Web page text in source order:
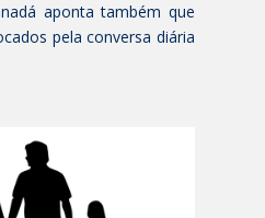
aponta também que
pela conversa diária